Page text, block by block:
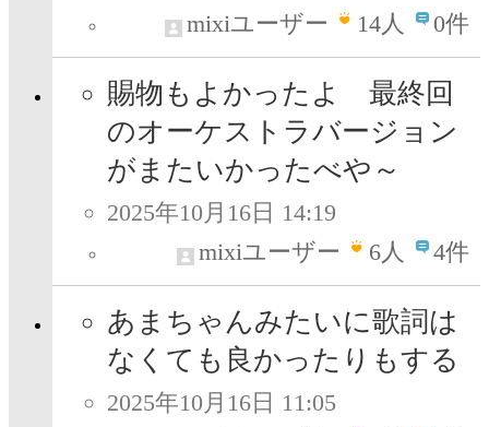
mixiユーザー
14人 0件
賜物もよかったよ 最終回
のオーケストラバージョン
がまたいかったべや～
2025年10月16日 14:19
mixiユーザー
6人 4件
あまちゃんみたいに歌詞は
なくても良かったりもする
2025年10月16日 11:05